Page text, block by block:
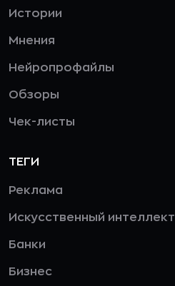
Истории
Мнения
Нейропрофайлы
Обзоры
Чек-листы
ТЕГИ
Реклама
Искусственный интеллект
Банки
Бизнес